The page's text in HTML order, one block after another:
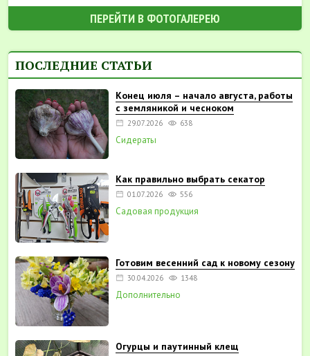
ПЕРЕЙТИ В ФОТОГАЛЕРЕЮ
ПОСЛЕДНИЕ СТАТЬИ
Конец июля – начало августа, работы
с земляникой и чесноком
29.07.2026 638
Сидераты
Как правильно выбрать секатор
01.07.2026 556
Садовая продукция
Готовим весенний сад к новому сезону
30.04.2026 1348
Дополнительно
Огурцы и паутинный клещ